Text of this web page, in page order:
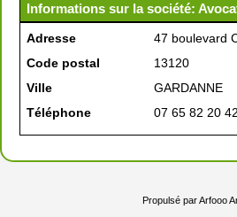
Informations sur la société:
Adresse
47 boulevard
Code postal
13120
Ville
GARDANNE
Téléphone
07 65 82 20 42
Propulsé parArfooo